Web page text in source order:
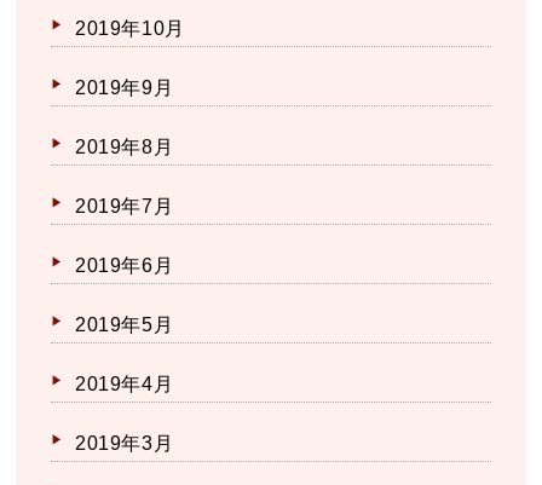
2019年10月
2019年9月
2019年8月
2019年7月
2019年6月
2019年5月
2019年4月
2019年3月